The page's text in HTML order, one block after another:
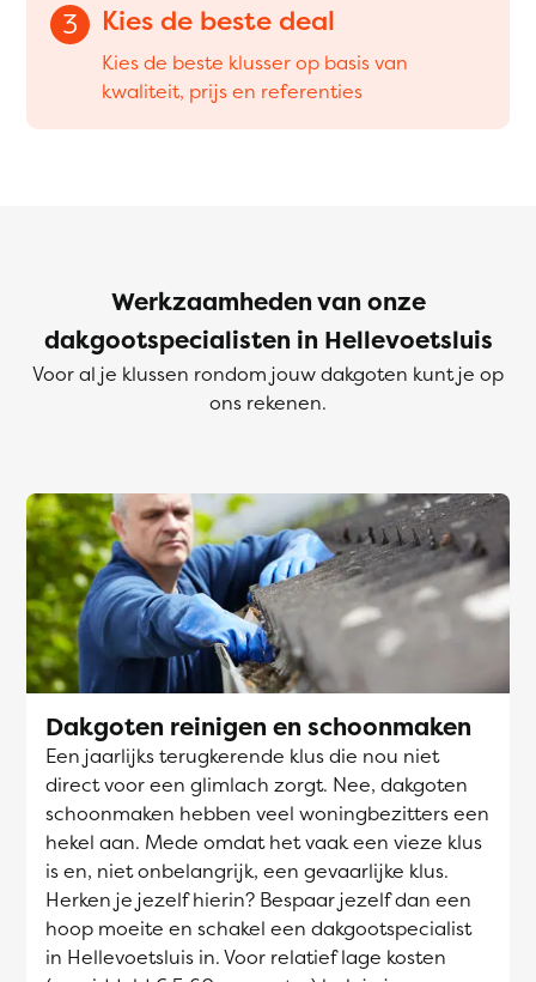
3 Kies de beste deal
Kies de beste klusser op basis van
kwaliteit, prijs en referenties
Werkzaamheden van onze
dakgootspecialisten in Hellevoetsluis
Voor al je klussen rondom jouw dakgoten kunt je op
ons rekenen.
Dakgoten reinigen en schoonmaken
Een jaarlijks terugkerende klus die nou niet
direct voor een glimlach zorgt. Nee, dakgoten
schoonmaken hebben veel woningbezitters een
hekel aan. Mede omdat het vaak een vieze klus
is en, niet onbelangrijk, een gevaarlijke klus.
Herken je jezelf hierin? Bespaar jezelf dan een
hoop moeite en schakel een dakgootspecialist
in Hellevoetsluis in. Voor relatief lage kosten